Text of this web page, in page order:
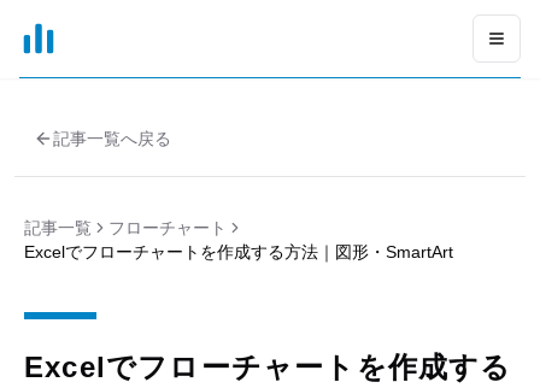
xGrapher
記事一覧へ戻る
記事一覧
フローチャート
Excelでフローチャートを作成する方法｜図形・SmartArt
Excelでフローチャートを作成する